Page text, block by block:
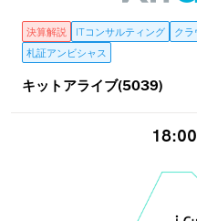
決算解説 ITコンサルティング クラ
札証アンビシャス
キットアライブ(5039)